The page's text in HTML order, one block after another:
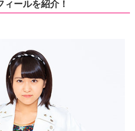
ールを紹介！